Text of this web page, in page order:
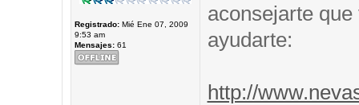
Registrado:Mié Ene 07, 2009
9:53 am
Mensajes:61
aconsejarte
ayudarte:
http://